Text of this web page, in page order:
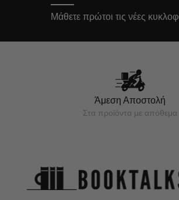
Μάθετε πρώτοι τις νέες
Άμεση Αποστολή
Στα προϊόντα με απόθεμα